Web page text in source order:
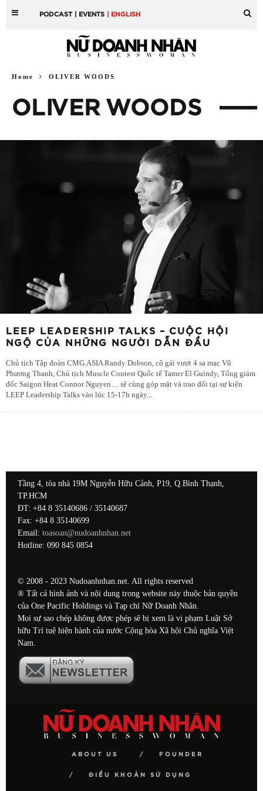
PODCAST | EVENTS | ENGLISH
Home OLIVER WOODS
OLIVER WOODS
LEEP LEADERSHIP TALKS – CUỘC HỘI
NGỘ CỦA NHỮNG NGƯỜI DẪN ĐẦU
Chủ tịch Tập đoàn CMG.ASIA Randy Dobson, cô gái vượt 4 sa mạc Vũ
Phương Thanh, Chủ tịch Muscle Contest Quốc tế Tamer El Guindy, Tổng giám
đốc Saigon Heat Connor Nguyen… sẽ cùng góp mặt và trao đổi tại sự kiện
LEEP Leadership Talks vào lúc 15-17h ngày...
Tầng 4, tòa nhà 19M Nguyễn Hữu Cảnh, P19, Q.Bình Thạnh,
TP.HCM
ĐT: +84 8 35140686 / 35140687
Fax: +84 8 35140699
Email: toasoan@nudoanhnhan.net
Hotline: 090 845 0854
© 2008 - 2023 Nudoanhnhan.net. All rights reserved
® Tất cả hình ảnh và nội dung trong website này thuộc bản quyền
của One Pacific Holdings và Tạp chí Nữ Doanh Nhân.
Mọi sự sao chép không được phép sẽ bị xem là vi phạm Luật Sở
hữu Trí tuệ hiện hành của nước Cộng hòa Xã hội Chủ nghĩa Việt
Nam.
ABOUT US FOUNDER
ĐIỀU KHOẢN SỬ DỤNG